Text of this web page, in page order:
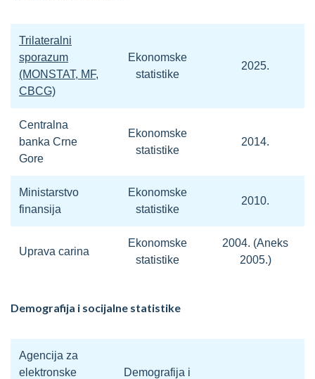
Trilateralni
sporazum
(MONSTAT, MF,
CBCG)
Ekonomske
statistike
2025.
Centralna
banka Crne
Gore
Ekonomske
statistike
2014.
Ministarstvo
finansija
Ekonomske
statistike
2010.
Uprava carina
Ekonomske
statistike
2004. (Aneks
2005.)
Demografija i socijalne statistike
Agencija za
elektronske
Demografija i